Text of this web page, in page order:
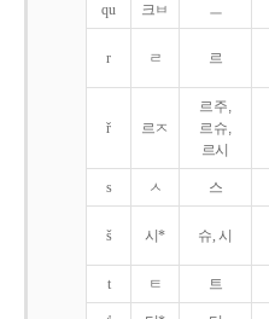
qu 크ㅂ ㅡ
r ㄹ 르
ř 르ㅈ
르주,
르슈,
르시
s ㅅ 스
š 시* 슈, 시
t ㅌ 트